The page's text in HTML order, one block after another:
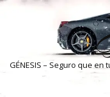
GÉNESIS – Seguro que